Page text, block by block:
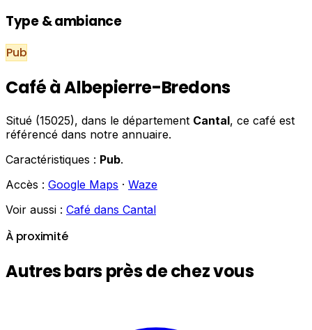
Type & ambiance
Pub
Café à Albepierre-Bredons
Situé (15025), dans le département Cantal, ce café est
référencé dans notre annuaire.
Caractéristiques : Pub.
Accès : Google Maps · Waze
Voir aussi : Café dans Cantal
À proximité
Autres bars près de chez vous